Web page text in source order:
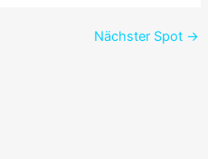
Nächster Spot →